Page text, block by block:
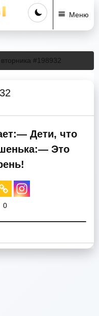
Меню
#198932
Дети, что
Это
0